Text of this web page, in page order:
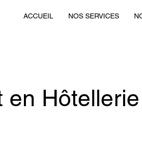
ACCUEIL NOS SERVICES
en Hôtellerie